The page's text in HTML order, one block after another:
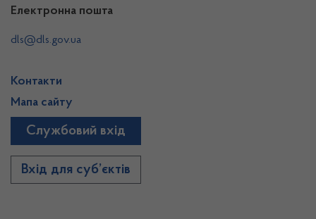
Електронна пошта
dls@dls.gov.ua
Контакти
Мапа сайту
Службовий вхід
Вхід для суб’єктів